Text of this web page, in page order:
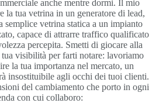
anche mentre dormi. Il mio
la tua vetrina in un generatore di lead,
semplice vetrina statica a un impianto
capace di attrarre traffico qualificato
percepita. Smetti di giocare alla
tua visibilità per farti notare: lavoriamo
la tua importanza nel mercato, un
insostituibile agli occhi dei tuoi clienti.
del cambiamento che porto in ogni
con cui collaboro: